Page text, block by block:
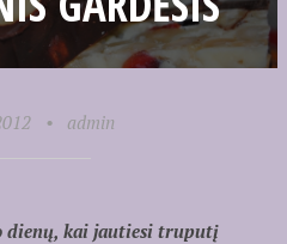
• admin
dienų, kai jautiesi truputį